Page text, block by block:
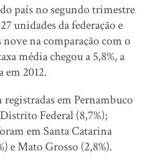
país no segundo trimestre
unidades da federação e
na comparação com o
média chegou a 5,8%, a
em 2012.
em Pernambuco
Federal (8,7%);
em Santa Catarina
e Mato Grosso (2,8%).